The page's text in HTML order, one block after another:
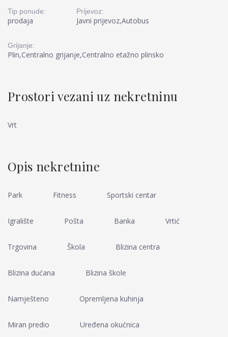
Tip ponude:
prodaja
Prijevoz:
Javni prijevoz,Autobus
Grijanje:
Plin,Centralno grijanje,Centralno etažno plinsko
Prostori vezani uz nekretninu
Vrt
Opis nekretnine
Park Fitness Sportski centar
Igralište Pošta Banka Vrtić
Trgovina Škola Blizina centra
Blizina dućana Blizina škole
Namješteno Opremljena kuhinja
Miran predio Uređena okućnica